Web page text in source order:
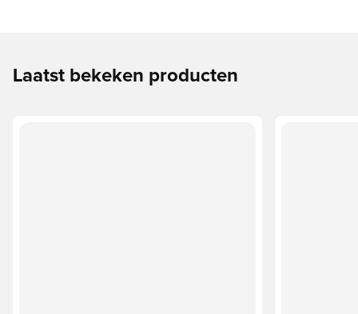
Laatst bekeken producten